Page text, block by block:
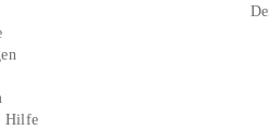
Hilfe